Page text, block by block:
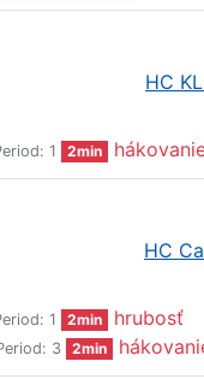
HC
1 2min
HC
1 2min hrubosť
3 2min